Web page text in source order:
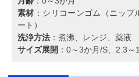
素材 ：シリコーンゴム（ニッ
ート）
洗浄方法 ：煮沸、レンジ、薬液
サイズ展開 ：0～3か月/S、2.3